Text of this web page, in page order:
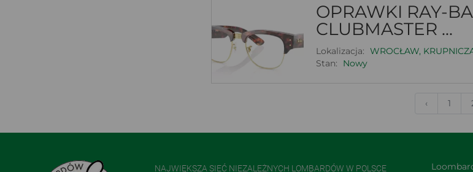
OPRAWKI RAY-
CLUBMASTER ...
Lokalizacja: WROCŁAW,
Stan:
Nowy
‹ 1
NAJWIĘKSZA SIEĆ NIEZALEŻNYCH LOMBARDÓW W POLSCE